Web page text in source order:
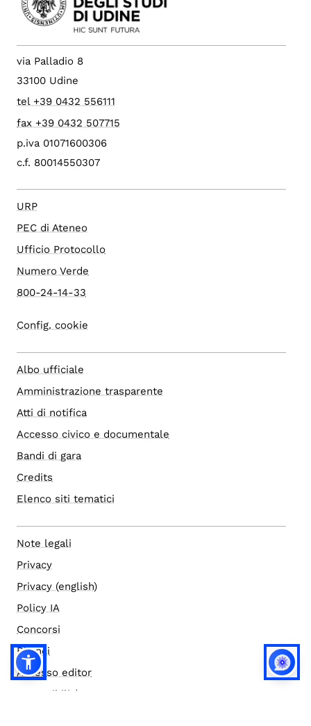
via Palladio 8
33100 Udine
tel +39 0432 556111
fax +39 0432 507715
p.iva 01071600306
c.f. 80014550307
URP
PEC di Ateneo
Ufficio Protocollo
Numero Verde
800-24-14-33
Config. cookie
Albo ufficiale
Amministrazione trasparente
Atti di notifica
Accesso civico e documentale
Bandi di gara
Credits
Elenco siti tematici
Note legali
Privacy
Privacy (english)
Policy IA
Concorsi
Bilanci
Accesso editor
Accessibilità